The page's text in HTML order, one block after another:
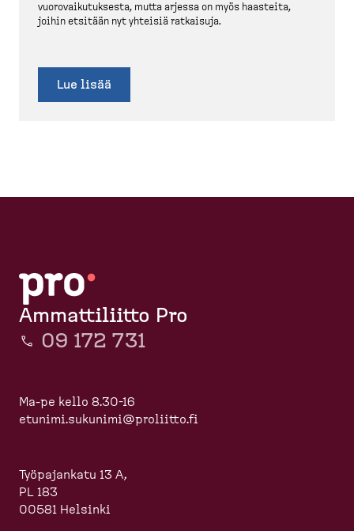
vuorovai­ku­tuksesta, mutta arjessa on myös haasteita,
joihin etsitään nyt yhteisiä ratkaisuja.
Lue lisää
Ammattiliitto Pro
09 172 731
Ma-pe kello 8.30-16
etunimi.sukunimi@proliitto.fi
Työpajankatu 13 A,
PL 183
00581 Helsinki